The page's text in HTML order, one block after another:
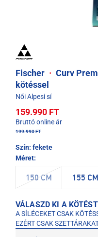
Fischer · Curv
kötéssel
Női Alpesi sí
159.990 FT
Bruttó online ár
199.990 FT
Szín: fekete
Méret:
150 CM 155 CM
VÁLASZD KI A KÖTÉST
A SÍLÉCEKET CSAK
EZÉRT CSAK